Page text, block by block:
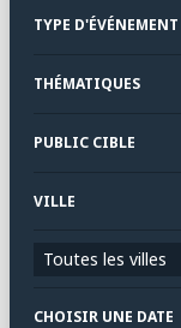
TYPE D'ÉVÉNEMENT
THÉMATIQUES
PUBLIC CIBLE
VILLE
Toutes les villes
CHOISIR UNE DATE